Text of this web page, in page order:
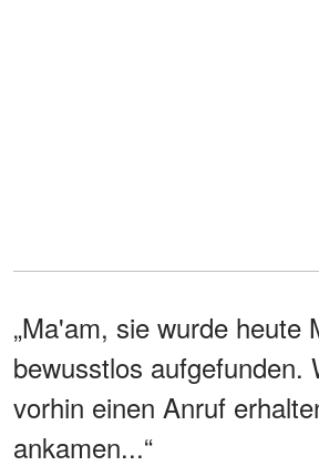
„Ma'am, sie wurde heute
bewusstlos aufgefunden.
vorhin einen Anruf
ankamen...“